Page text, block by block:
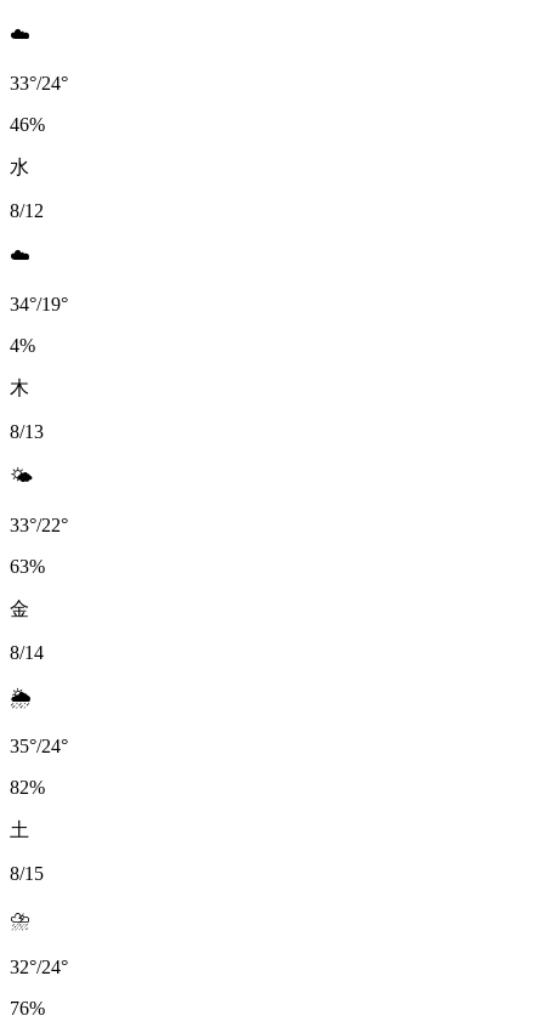
☁️
33°/24°
46%
水
8/12
☁️
34°/19°
4%
木
8/13
🌤️
33°/22°
63%
金
8/14
🌦️
35°/24°
82%
土
8/15
⛈️
32°/24°
76%